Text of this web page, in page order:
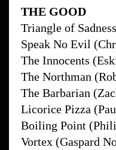
THE GOOD
Triangle of
Speak No Evil
The Innocents
The Northman
The Barbarian
Licorice Pizza
Boiling Point
Vortex (Gaspard